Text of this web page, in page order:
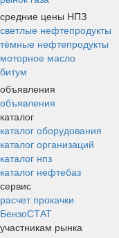
средние цены НПЗ
светлые нефтепродукты
тёмные нефтепродукты
моторное масло
битум
объявления
объявления
каталог
каталог оборудования
каталог организаций
каталог нпз
каталог нефтебаз
сервис
расчет прокачки
БензоСТАТ
участникам рынка